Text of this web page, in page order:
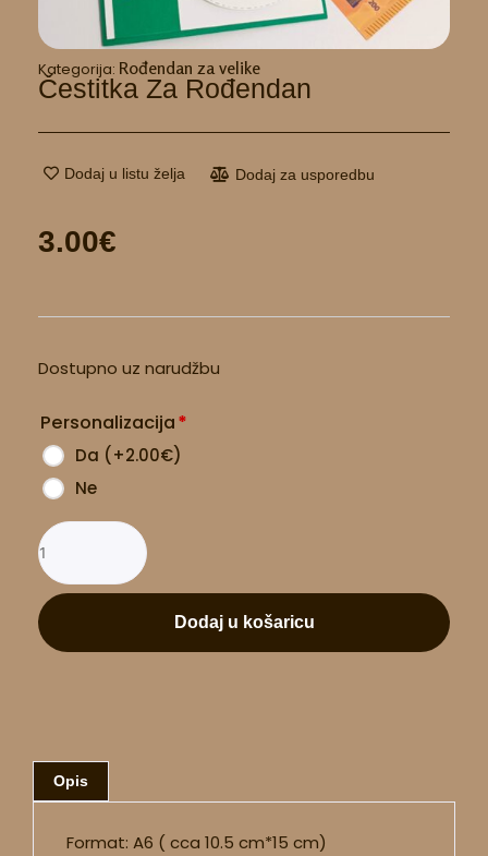
Kategorija: Rođendan za velike
Čestitka Za Rođendan
Dodaj u listu želja Dodaj za usporedbu
3.00€
Dostupno uz narudžbu
Personalizacija*
Da (+2.00€)
Ne
za
količina
Dodaj u košaricu
Opis
Format: A6 ( cca 10.5 cm*15 cm)